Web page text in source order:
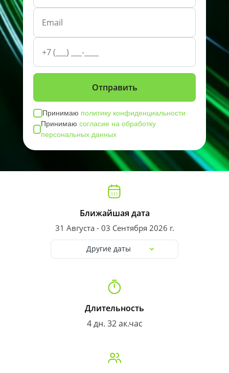
Принимаю политику конфиденциальности
Принимаюсогласие на обработку
персональных данных
Ближайшая дата
31 Августа - 03 Сентября 2026 г.
Другие даты
Длительность
4 дн. 32 ак.час